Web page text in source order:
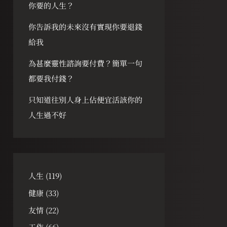
你要的人生？
你告訴我的未來沒有實現你要退錢
給我
為甚麼靈性諮詢要付費？簡單一句
都要我付錢？
只知道往別人身上佔便宜活該你的
人生過不好
人生 (119)
健康(33)
友情(22)